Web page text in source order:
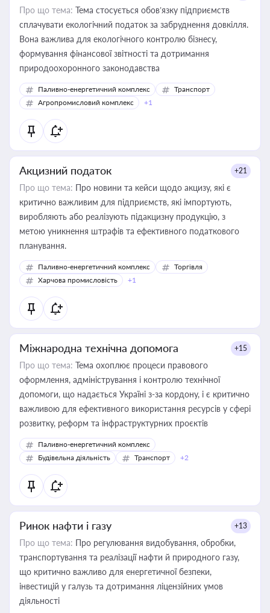
Про що тема: Тема стосується обов’язку підприємств
сплачувати екологічний податок за забруднення довкілля.
Вона важлива для екологічного контролю бізнесу,
формування фінансової звітності та дотримання
природоохоронного законодавства
Паливно-енергетичний комплекс
Транспорт
Агропромисловий комплекс
+1
Акцизний податок +21
Про що тема: Про новини та кейси щодо акцизу, які є
критично важливим для підприємств, які імпортують,
виробляють або реалізують підакцизну продукцію, з
метою уникнення штрафів та ефективного податкового
планування.
Паливно-енергетичний комплекс
Торгівля
Харчова промисловість
+1
Міжнародна технічна допомога +15
Про що тема: Тема охоплює процеси правового
оформлення, адміністрування і контролю технічної
допомоги, що надається Україні з-за кордону, і є критично
важливою для ефективного використання ресурсів у сфері
розвитку, реформ та інфраструктурних проєктів
Паливно-енергетичний комплекс
Будівельна діяльність
Транспорт +2
Ринок нафти і газу +13
Про що тема: Про регулювання видобування, обробки,
транспортування та реалізації нафти й природного газу,
що критично важливо для енергетичної безпеки,
інвестицій у галузь та дотримання ліцензійних умов
діяльності